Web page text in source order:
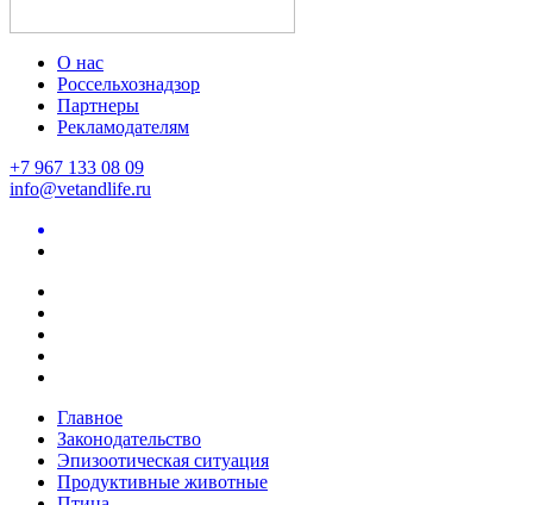
О нас
Россельхознадзор
Партнеры
Рекламодателям
+7 967 133 08 09
info@vetandlife.ru
Главное
Законодательство
Эпизоотическая ситуация
Продуктивные животные